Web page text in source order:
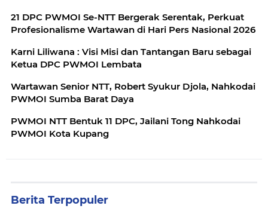
21 DPC PWMOI Se-NTT Bergerak Serentak, Perkuat
Profesionalisme Wartawan di Hari Pers Nasional 2026
Karni Liliwana : Visi Misi dan Tantangan Baru sebagai
Ketua DPC PWMOI Lembata
Wartawan Senior NTT, Robert Syukur Djola, Nahkodai
PWMOI Sumba Barat Daya
PWMOI NTT Bentuk 11 DPC, Jailani Tong Nahkodai
PWMOI Kota Kupang
Berita Terpopuler